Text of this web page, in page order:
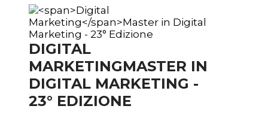
DIGITAL
MARKETINGMASTER IN
DIGITAL MARKETING -
23° EDIZIONE